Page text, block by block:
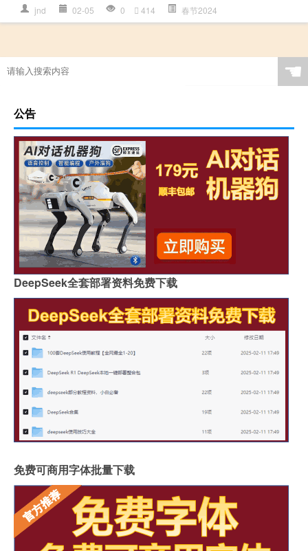
jnd 02-05 0 414 春节2024
☚
公告
DeepSeek全套部署资料免费下载
免费可商用字体批量下载